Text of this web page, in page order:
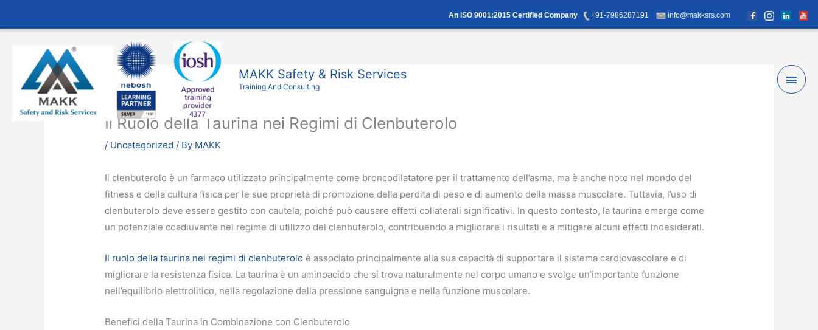
An ISO 9001:2015 Certified Company +91-7986287191 info@makksrs.com
MAKK Safety & Risk Services
Training And Consulting
Il Ruolo della Taurina nei Regimi di Clenbuterolo
/ Uncategorized / By MAKK
Il clenbuterolo è un farmaco utilizzato principalmente come broncodilatatore per il trattamento dell’asma, ma è anche noto nel mondo del
fitness e della cultura fisica per le sue proprietà di promozione della perdita di peso e di aumento della massa muscolare. Tuttavia, l’uso di
clenbuterolo deve essere gestito con cautela, poiché può causare effetti collaterali significativi. In questo contesto, la taurina emerge come
un potenziale coadiuvante nel regime di utilizzo del clenbuterolo, contribuendo a migliorare i risultati e a mitigare alcuni effetti indesiderati.
Il ruolo della taurina nei regimi di clenbuterolo è associato principalmente alla sua capacità di supportare il sistema cardiovascolare e di
migliorare la resistenza fisica. La taurina è un aminoacido che si trova naturalmente nel corpo umano e svolge un’importante funzione
nell’equilibrio elettrolitico, nella regolazione della pressione sanguigna e nella funzione muscolare.
Benefici della Taurina in Combinazione con Clenbuterolo